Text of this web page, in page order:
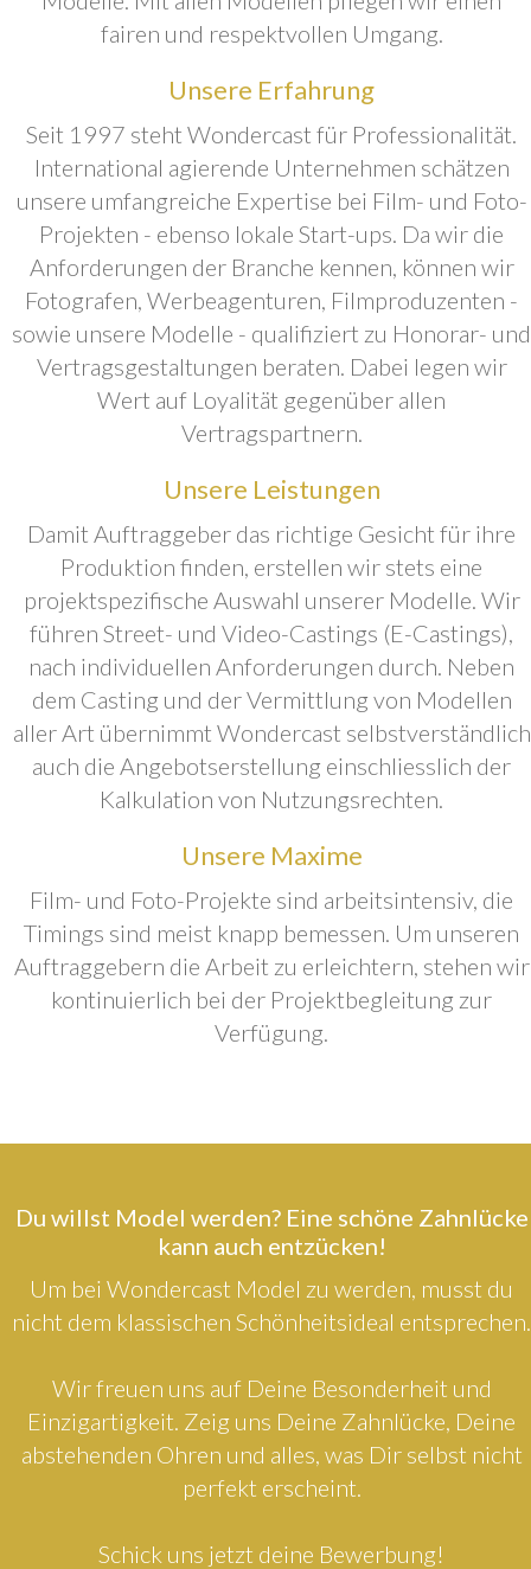
fairen und respektvollen Umgang.
Unsere Erfahrung
Seit 1997 steht Wondercast für Professionalität.
International agierende Unternehmen schätzen
unsere umfangreiche Expertise bei Film- und Foto-
Projekten - ebenso lokale Start-ups. Da wir die
Anforderungen der Branche kennen, können wir
Fotografen, Werbeagenturen, Filmproduzenten -
sowie unsere Modelle - qualifiziert zu Honorar- und
Vertragsgestaltungen beraten. Dabei legen wir
Wert auf Loyalität gegenüber allen
Vertragspartnern.
Unsere Leistungen
Damit Auftraggeber das richtige Gesicht für ihre
Produktion finden, erstellen wir stets eine
projektspezifische Auswahl unserer Modelle. Wir
führen Street- und Video-Castings (E-Castings),
nach individuellen Anforderungen durch. Neben
dem Casting und der Vermittlung von Modellen
aller Art übernimmt Wondercast selbstverständlich
auch die Angebotserstellung einschliesslich der
Kalkulation von Nutzungsrechten.
Unsere Maxime
Film- und Foto-Projekte sind arbeitsintensiv, die
Timings sind meist knapp bemessen. Um unseren
Auftraggebern die Arbeit zu erleichtern, stehen wir
kontinuierlich bei der Projektbegleitung zur
Verfügung.
Du willst Model werden? Eine schöne Zahnlücke
kann auch entzücken!
Um bei Wondercast Model zu werden, musst du
nicht dem klassischen Schönheitsideal entsprechen.
Wir freuen uns auf Deine Besonderheit und
Einzigartigkeit. Zeig uns Deine Zahnlücke, Deine
abstehenden Ohren und alles, was Dir selbst nicht
perfekt erscheint.
Schick uns jetzt deine Bewerbung!